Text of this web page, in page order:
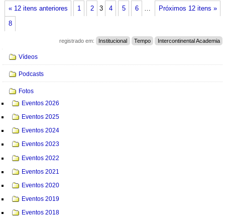
de 2014
Universidade do
Futuro - 24 de abril
« 12 itens anteriores Próximos 12 itens »
1 2 3 4 5 6
8
registrado em: Institucional Tempo Intercontinental Academia
Vídeos
Podcasts
Fotos
Eventos 2026
Eventos 2025
Eventos 2024
Eventos 2023
Eventos 2022
Eventos 2021
Eventos 2020
Eventos 2019
Eventos 2018